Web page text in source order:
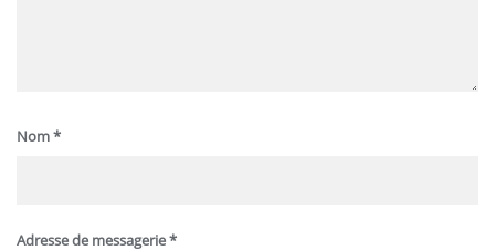
Nom*
Adresse de messagerie*